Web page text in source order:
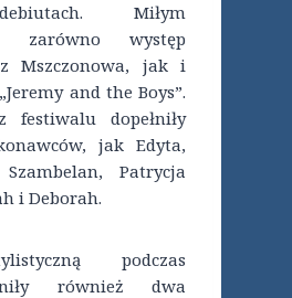
Miłym
zarówno występ
z Mszczonowa, jak i
and the Boys”.
festiwalu dopełniły
jak Edyta,
Patrycja
i Deborah.
podczas
również dwa